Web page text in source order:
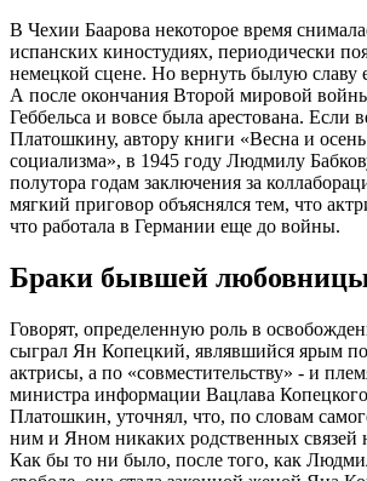
В Чехии Баарова некоторое время
испанских киностудиях, периодически
немецкой сцене. Но вернуть былую славу
А после окончания Второй мировой
Геббельса и вовсе была арестована. Если
Платошкину, автору книги «Весна и осень
социализма», в 1945 году Людмилу
полутора годам заключения за
мягкий приговор объяснялся тем, что
что работала в Германии еще до войны.
Браки бывшей
Говорят, определенную роль в
сыграл Ян Копецкий, являвшийся ярым
актрисы, а по «совместительству» - и
министра информации Вацлава
Платошкин, уточнял, что, по словам
ним и Яном никаких родственных связей
Как бы то ни было, после того, как